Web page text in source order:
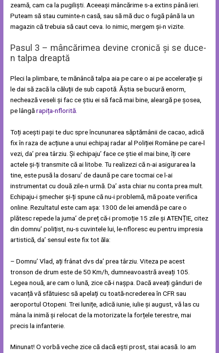
zeamă, cam ca la pugiliști. Aceeași mâncărime s-a extins până ieri.
Puteam să stau cuminte-n casă, sau să mă duc o fugă până la un
magazin că trebuia să caut ceva. Io nimic, mergem și-n vizite.
Pasul 3 – mâncărimea devine cronică și se duce-
n talpa dreaptă
Pleci la plimbare, te mănâncă talpa aia pe care o ai pe accelerație și
le dai să zacă la căluții de sub capotă. Ăștia se bucură enorm,
nechează veseli și fac ce știu ei să facă mai bine, aleargă pe șosea,
pe lângărapița-nflorită.
Toți acești pași te duc spre încununarea săptămânii de cacao, adică
fix în raza de acțiune a unui echipaj radar al Poliției Române pe care-l
vezi, da’ prea târziu. Și echipaju’ face ce știe el mai bine, îți cere
actele și-ți transmite că ai litobe. Tu realizezi că n-ai asigurarea la
tine, este pusă la dosaru’ de daună pe care tocmai ce l-ai
instrumentat cu două zile-n urmă. Da’ asta chiar nu conta prea mult.
Echipaju-i șmecher și-ți spune că nu-i problemă, mă poate verifica
online. Rezultatul este cam așa: 1300 de lei amendă pe care o
plătesc repede la juma’ de preț că-i promoție 15 zile și ATENȚIE, citez
din domnu’ polițist, nu-s cuvintele lui, le-nfloresc eu pentru impresia
artistică, da’ sensul este fix tot ăla:
– Domnu’ Vlad, ați frânat dvs da’ prea târziu. Viteza pe acest
tronson de drum este de 50 Km/h, dumneavoastră aveați 105.
Legea nouă, are cam o lună, zice că-i nașpa. Dacă aveați gânduri de
vacanță vă sfătuiesc să apelați cu toată-ncrederea în CFR sau
aeroportul Otopeni. Trei lunițe, adică iunie, iulie și august, vă las cu
mâna la inimă și relocat de la motorizate la forțele terestre, mai
precis la infanterie.
Minunat! O vorbă veche zice că dacă ești prost, stai acasă. Io am